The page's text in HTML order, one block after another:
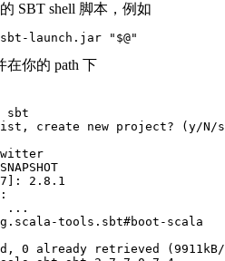
SBT shell 脚本，例如
你的 path 下
sbt
create new project? (y/N/
2.8.1
...
tools.sbt#boot-scala
0 already retrieved